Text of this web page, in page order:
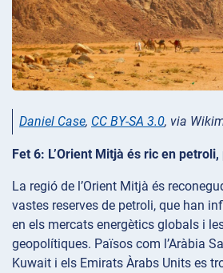
Daniel Case, CC BY-SA 3.0, via
Fet 6: L’Orient Mitjà és ric en
La regió de l’Orient Mitjà és
vastes reserves de petroli, que han
en els mercats energètics globals i
geopolítiques. Països com l’Aràbia
Kuwait i els Emirats Àrabs Units es